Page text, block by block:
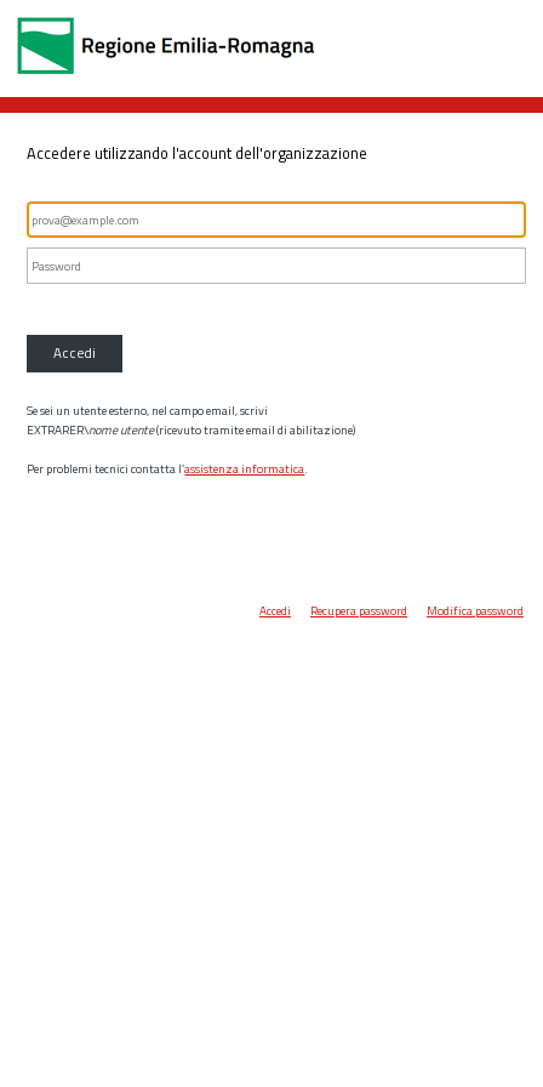
Accedere utilizzando l'account dell'organizzazione
Accedi
Se sei un utente esterno, nel campo email, scrivi
EXTRARER\nome utente(ricevuto tramite email di abilitazione)
Per problemi tecnici contatta l’assistenza informatica.
Accedi Recupera password Modifica password